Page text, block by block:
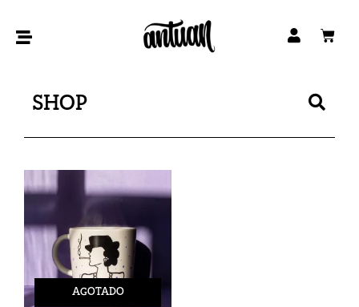
contenido
SHOP
AGOTADO